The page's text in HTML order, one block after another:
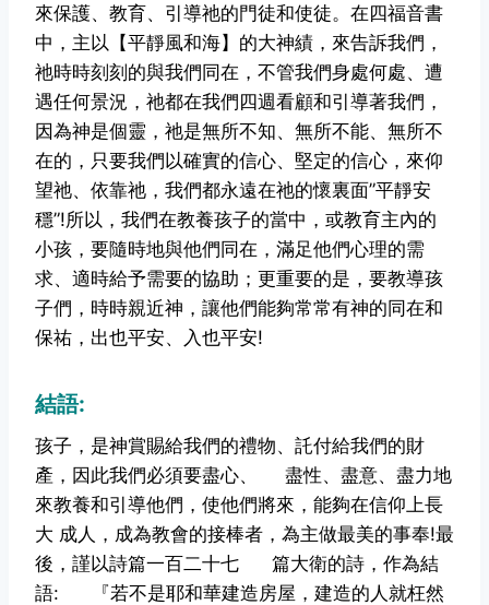
來保護、教育、引導祂的門徒和使徒。在四福音書
中，主以【平靜風和海】的大神績，來告訴我們，
祂時時刻刻的與我們同在，不管我們身處何處、遭
遇任何景況，祂都在我們四週看顧和引導著我們，
因為神是個靈，祂是無所不知、無所不能、無所不
在的，只要我們以確實的信心、堅定的信心，來仰
望祂、依靠祂，我們都永遠在祂的懷裏面”平靜安
穩”!所以，我們在教養孩子的當中，或教育主內的
小孩，要隨時地與他們同在，滿足他們心理的需
求、適時給予需要的協助；更重要的是，要教導孩
子們，時時親近神，讓他們能夠常常有神的同在和
保祐，出也平安、入也平安!
結語:
孩子，是神賞賜給我們的禮物、託付給我們的財
產，因此我們必須要盡心、
盡性、盡意、盡力地
來教養和引導他們，使他們將來，能夠在信仰上長
大 成人，成為教會的接棒者，為主做最美的事奉!最
後，謹以詩篇一百二十七
篇大衛的詩，作為結
語:
『若不是耶和華建造房屋，建造的人就枉然